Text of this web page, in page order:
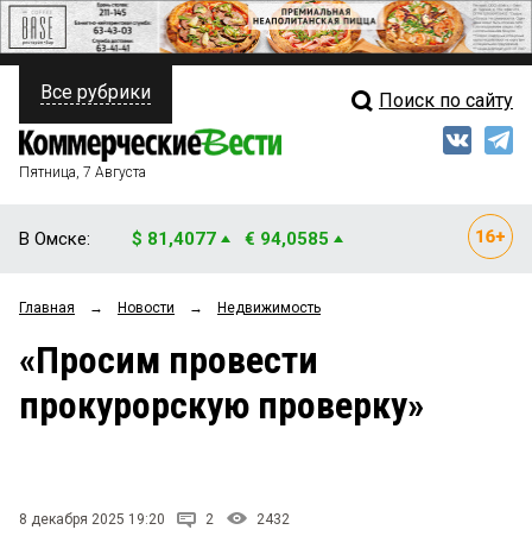
ПОЛИТИКА
ФИНАНСЫ
ОБЩЕСТВО
ЗАКОН
НОВОСТИ КОМПАНИЙ
СТИЛЬ ЖИЗНИ
Свежий выпуск
Мнения
Рейтинги
Блоги
Все рубрики Поиск по сайту
Пятница, 7 Августа
В Омске: $ 81,4077 € 94,0585
Главная → Новости → Недвижимость
«Просим провести
прокурорскую проверку»
8 декабря 2025 19:20 2 2432